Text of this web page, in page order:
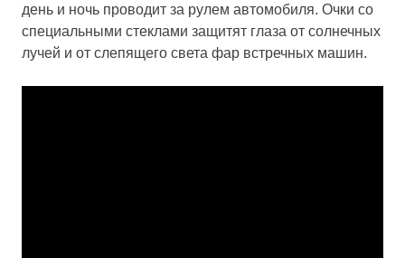
день и ночь проводит за рулем автомобиля. Очки со
специальными стеклами защитят глаза от солнечных
лучей и от слепящего света фар встречных машин.